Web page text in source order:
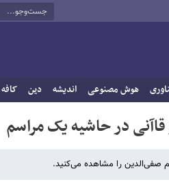
هوش مصنوعی اندیشه دین
در حاشیه یک مراسم
صفی‌الدین را مشاهده می‌کنید.